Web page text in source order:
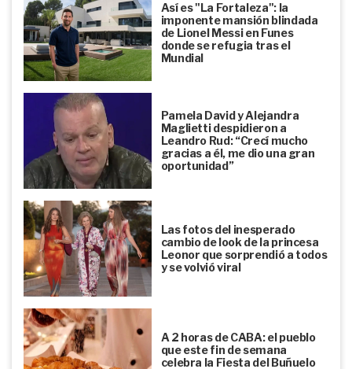
Así es "La Fortaleza": la
imponente mansión blindada
de Lionel Messi en Funes
donde se refugia tras el
Mundial
Pamela David y Alejandra
Maglietti despidieron a
Leandro Rud: “Crecí mucho
gracias a él, me dio una gran
oportunidad”
Las fotos del inesperado
cambio de look de la princesa
Leonor que sorprendió a todos
y se volvió viral
A 2 horas de CABA: el pueblo
que este fin de semana
celebra la Fiesta del Buñuelo